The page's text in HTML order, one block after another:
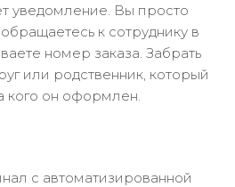
уведомление. Вы просто
к сотруднику в
номер заказа. Забрать
или родственник, который
кого он оформлен.
с автоматизированной